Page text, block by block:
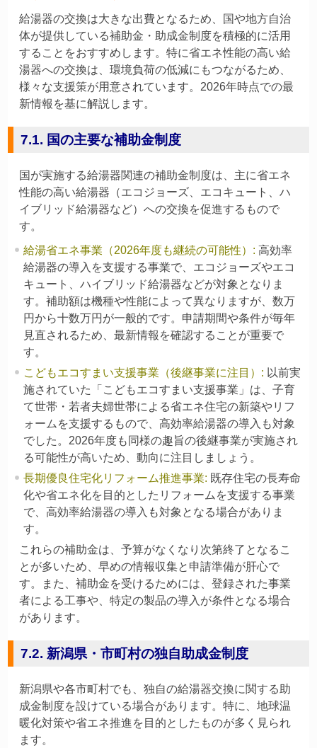
給湯器の交換は大きな出費となるため、国や地方自治
体が提供している補助金・助成金制度を積極的に活用
することをおすすめします。特に省エネ性能の高い給
湯器への交換は、環境負荷の低減にもつながるため、
様々な支援策が用意されています。2026年時点での最
新情報を基に解説します。
7.1. 国の主要な補助金制度
国が実施する給湯器関連の補助金制度は、主に省エネ
性能の高い給湯器（エコジョーズ、エコキュート、ハ
イブリッド給湯器など）への交換を促進するもので
す。
給湯省エネ事業（2026年度も継続の可能性） : 高効率
給湯器の導入を支援する事業で、エコジョーズやエコ
キュート、ハイブリッド給湯器などが対象となりま
す。補助額は機種や性能によって異なりますが、数万
円から十数万円が一般的です。申請期間や条件が毎年
見直されるため、最新情報を確認することが重要で
す。
こどもエコすまい支援事業（後継事業に注目） : 以前実
施されていた「こどもエコすまい支援事業」は、子育
て世帯・若者夫婦世帯による省エネ住宅の新築やリフ
ォームを支援するもので、高効率給湯器の導入も対象
でした。2026年度も同様の趣旨の後継事業が実施され
る可能性が高いため、動向に注目しましょう。
長期優良住宅化リフォーム推進事業: 既存住宅の長寿命
化や省エネ化を目的としたリフォームを支援する事業
で、高効率給湯器の導入も対象となる場合がありま
す。
これらの補助金は、予算がなくなり次第終了となるこ
とが多いため、早めの情報収集と申請準備が肝心で
す。また、補助金を受けるためには、登録された事業
者による工事や、特定の製品の導入が条件となる場合
があります。
7.2. 新潟県・市町村の独自助成金制度
新潟県や各市町村でも、独自の給湯器交換に関する助
成金制度を設けている場合があります。特に、地球温
暖化対策や省エネ推進を目的としたものが多く見られ
ます。